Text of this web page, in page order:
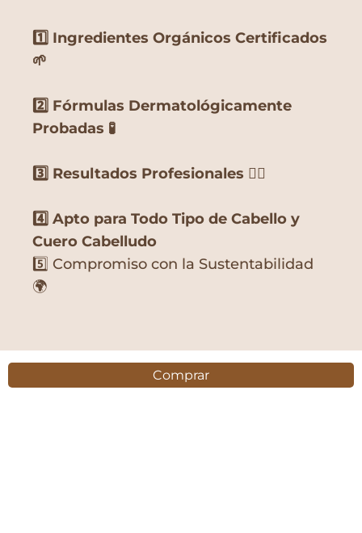
1️⃣ Ingredientes Orgánicos Certificados
🌱
2️⃣ Fórmulas Dermatológicamente
Probadas 🧪
3️⃣ Resultados Profesionales 💇‍♀️
4️⃣ Apto para Todo Tipo de Cabello y
Cuero Cabelludo
5️⃣ Compromiso con la Sustentabilidad
🌍
Comprar